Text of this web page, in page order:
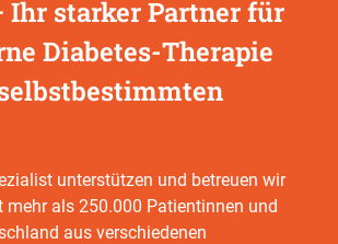
starker Partner für
Diabetes-Therapie
unterstützen und betreuen wir
als 250.000 Patientinnen und
aus verschiedenen